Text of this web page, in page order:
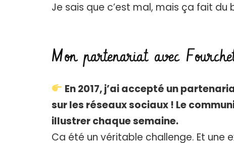
Je sais que c’est mal, mais ça fait du
Mon partenariat avec
En 2017, j’ai accepté un
sur les réseaux sociaux ! Le
illustrer chaque semaine.
Ca été un véritable challenge. Et une